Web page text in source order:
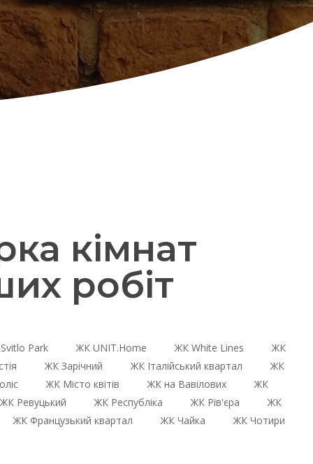
кімнат
робіт
Park ЖК UNIT.Home ЖК White Lines
ЖК
ЖК Зарічний ЖК Італійський квартал
ЖК
ЖК Місто квітів ЖК на Вавілових
ЖК
ЖК Ревуцький ЖК Республіка ЖК Рів'єра
ЖК
ЖК Французький квартал ЖК Чайка
ЖК Чотири